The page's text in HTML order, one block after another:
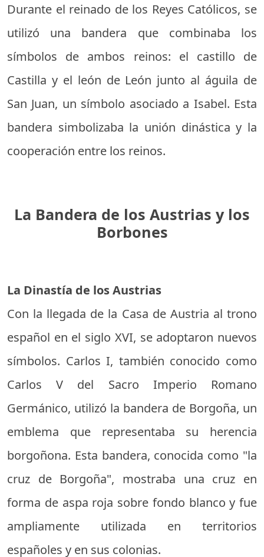
Durante el reinado de los Reyes Católicos, se
utilizó una bandera que combinaba los
símbolos de ambos reinos: el castillo de
Castilla y el león de León junto al águila de
San Juan, un símbolo asociado a Isabel. Esta
bandera simbolizaba la unión dinástica y la
cooperación entre los reinos.
La Bandera de los Austrias y los
Borbones
La Dinastía de los Austrias
Con la llegada de la Casa de Austria al trono
español en el siglo XVI, se adoptaron nuevos
símbolos. Carlos I, también conocido como
Carlos V del Sacro Imperio Romano
Germánico, utilizó la bandera de Borgoña, un
emblema que representaba su herencia
borgoñona. Esta bandera, conocida como "la
cruz de Borgoña", mostraba una cruz en
forma de aspa roja sobre fondo blanco y fue
ampliamente utilizada en territorios
españoles y en sus colonias.